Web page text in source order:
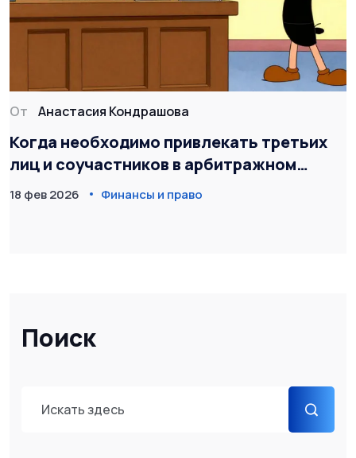
Поиск
От Анастасия Кондрашова
Когда необходимо привлекать третьих
лиц и соучастников в арбитражном
процессе
18 фев 2026 Финансы и право